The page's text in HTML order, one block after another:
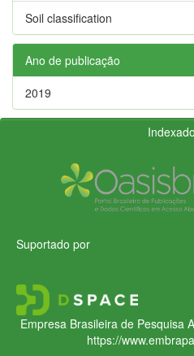
Soil classification
Ano de publicação
2019
Suportado por
Empresa Brasileira de Pesquisa
https://